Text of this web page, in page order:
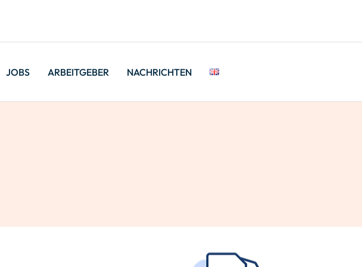
JOBS ARBEITGEBER NACHRICHTEN